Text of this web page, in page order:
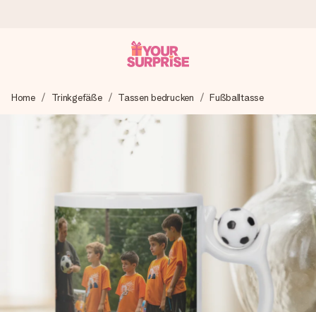
Wir bereiten dein Geschenk sorgfältig vor und schicken es
blitzschnell – damit du es genau zum richtigen Zeitpunkt
überreichen kannst, wenn es am meisten zählt.
4,8 (basierend auf +15.000 Bewertungen)
Unsere Geschenke begeistern. Kunden bewerten uns mit
4,8 bei Google Reviews (Gesamtergebnis aller Länder, in
die wir versenden).
Mit Liebe gemacht, im Handumdrehen
Home Trinkgefäße Tassen bedrucken Fußballtasse